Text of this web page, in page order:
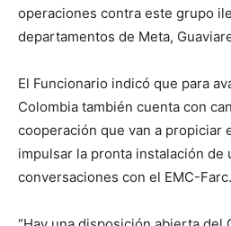
operaciones contra este grupo
departamentos de Meta,
El Funcionario indicó que para
Colombia también cuenta con
cooperación que van a propiciar
impulsar la pronta instalación de
conversaciones con el EMC-Farc.